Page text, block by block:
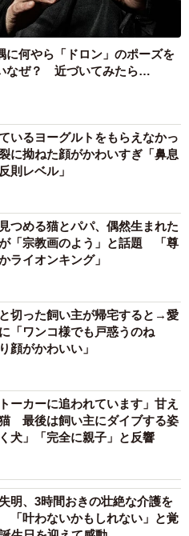
いるヨーグルトをもらえなかっ
に拗ねた顔がかわいすぎ「鼻息
則レベル」
つめる猫とパパ、偶然生まれた
「宗教画のよう」と話題 「尊
ライオンキング」
切った飼い主が帰宅すると→愛
「ワンコ様でも戸惑うのね
顔がかわいい」
ーカーに追われています」甘え
最後は飼い主にダイブする姿
犬」「完全に親子」と反響
明、3時間おきの壮絶な介護を
叶わないかもしれない」と覚
生日を迎えて感動
あげると青くなる」ほんと
の染色技術が凄い」と話題に